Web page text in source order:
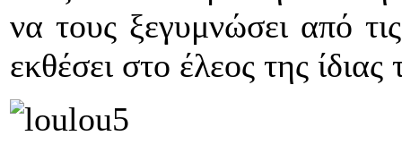
να τους ξεγυμνώσει από
εκθέσει στο έλεος της ίδιας